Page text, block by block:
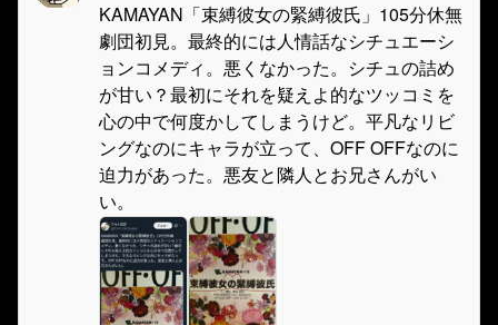
KAMAYAN「束縛彼女の緊縛彼氏」105分休無
劇団初見。最終的には人情話なシチュエーシ
ョンコメディ。悪くなかった。シチュの詰め
が甘い？最初にそれを疑えよ的なツッコミを
心の中で何度かしてしまうけど。平凡なリビ
ングなのにキャラが立って、OFF OFFなのに
迫力があった。悪友と隣人とお兄さんがい
い。